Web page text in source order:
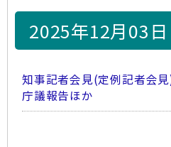
2025年12月03日
知事記者会見(定例記者会
庁議報告ほか